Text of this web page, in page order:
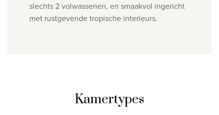
slechts 2 volwassenen, en smaakvol ingericht
met rustgevende tropische interieurs.
Kamertypes